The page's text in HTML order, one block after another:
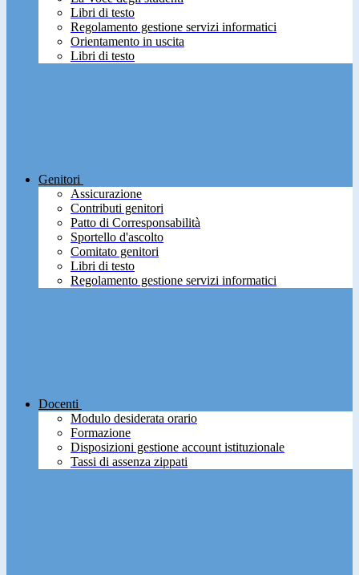
Libri di testo
Regolamento gestione servizi informatici
Orientamento in uscita
Libri di testo
Genitori
Assicurazione
Contributi genitori
Patto di Corresponsabilità
Sportello d'ascolto
Comitato genitori
Libri di testo
Regolamento gestione servizi informatici
Docenti
Modulo desiderata orario
Formazione
Disposizioni gestione account istituzionale
Tassi di assenza zippati